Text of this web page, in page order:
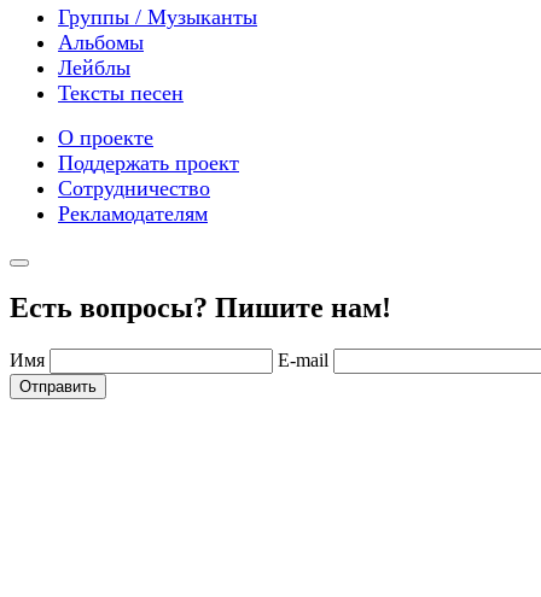
Группы / Музыканты
Альбомы
Лейблы
Тексты песен
О проекте
Поддержать проект
Сотрудничество
Рекламодателям
Есть вопросы? Пишите нам!
Имя E-mail